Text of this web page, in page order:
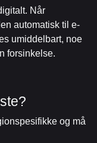
Når
automatisk til e-
umiddelbart, noe
forsinkelse.
og må